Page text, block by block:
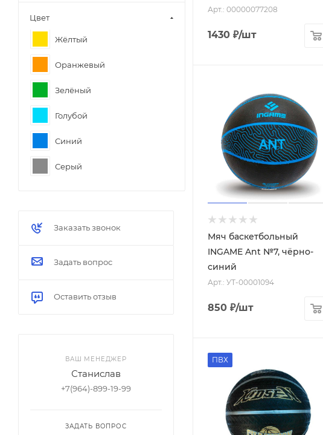
Арт.: 00000077208
1430 ₽/шт
Мяч баскетбольный
INGAME Ant №7, чёрно-
синий
Арт.: УТ-00001094
850 ₽/шт
ПВХ
Оранжевые
Чёрные
Цвет
Жёлтый
Оранжевый
Зелёный
Голубой
Синий
Серый
Заказать звонок
Задать вопрос
Оставить отзыв
ВАШ МЕНЕДЖЕР
Станислав
+7(964)-899-19-99
ЗАДАТЬ ВОПРОС